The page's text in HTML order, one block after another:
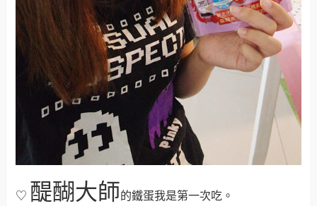
♡ 醍醐大師的鐵蛋我是第一次吃 。